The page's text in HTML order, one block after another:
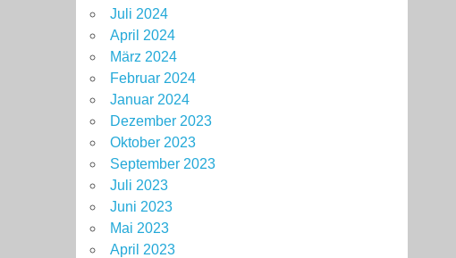
Juli 2024
April 2024
März 2024
Februar 2024
Januar 2024
Dezember 2023
Oktober 2023
September 2023
Juli 2023
Juni 2023
Mai 2023
April 2023